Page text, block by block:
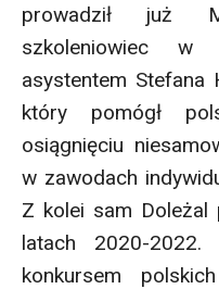
prowadził już
szkoleniowiec w
asystentem Stefana
który pomógł
osiągnięciu
w zawodach
Z kolei sam Doleżal
latach 2020-
konkursem